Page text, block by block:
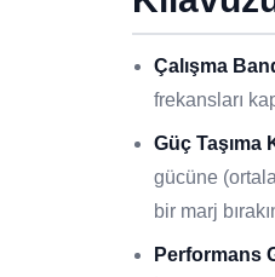
Çalışma
frekansları
Güç Taşıma
gücüne
bir marj
Performans